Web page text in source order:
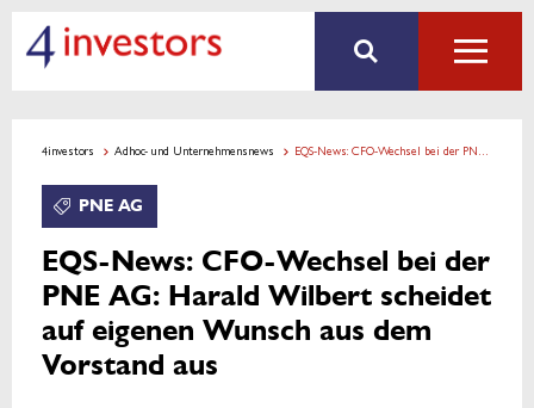
4investors Adhoc- und Unternehmensnews EQS-News: CFO-Wechsel bei der PNE AG: Harald Wilbert scheidet auf eigenen Wunsch aus dem Vorstand aus
PNE AG
EQS-News: CFO-Wechsel bei der
PNE AG: Harald Wilbert scheidet
auf eigenen Wunsch aus dem
Vorstand aus